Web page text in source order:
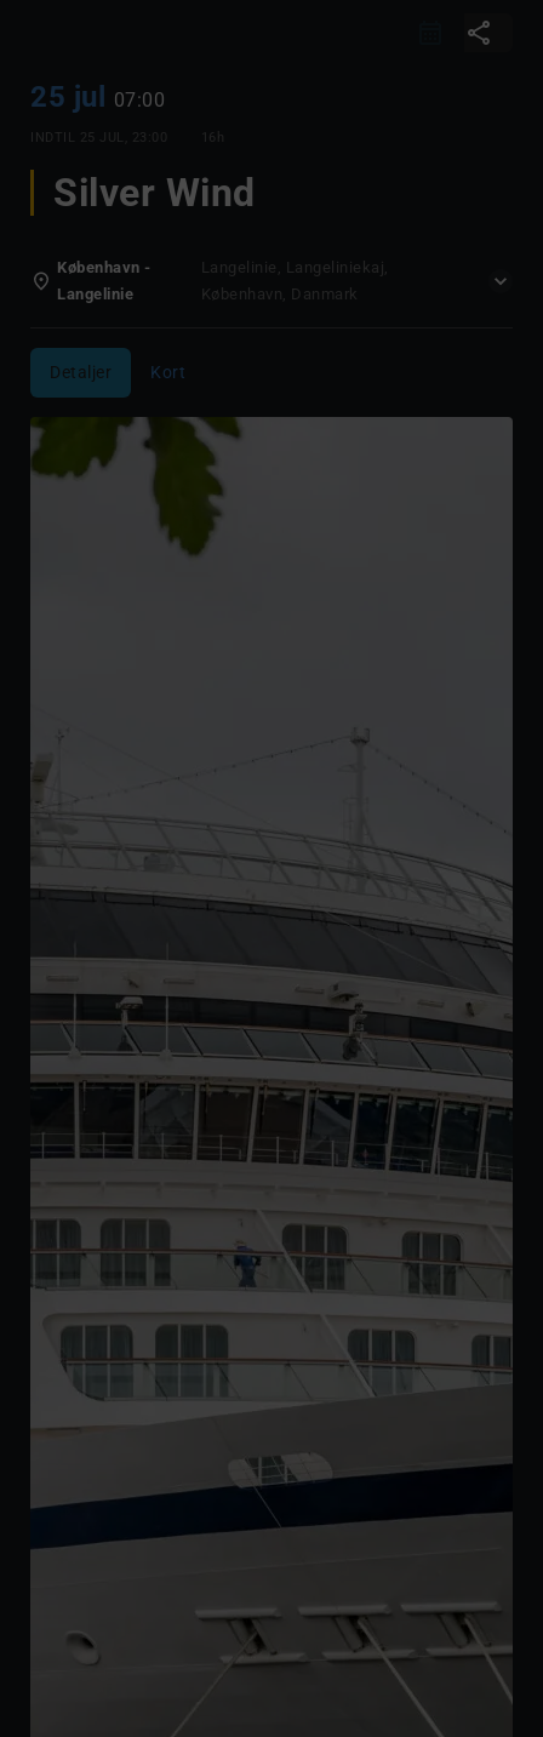
share
25 jul 07:00
INDTIL 25 JUL, 23:00 16h
Silver Wind
København -
Langelinie
Langelinie, Langeliniekaj,
København, Danmark
Detaljer Kort